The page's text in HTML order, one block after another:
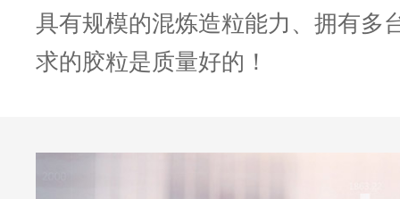
具有规模的混炼造粒能力、拥有多
求的胶粒是质量好的！